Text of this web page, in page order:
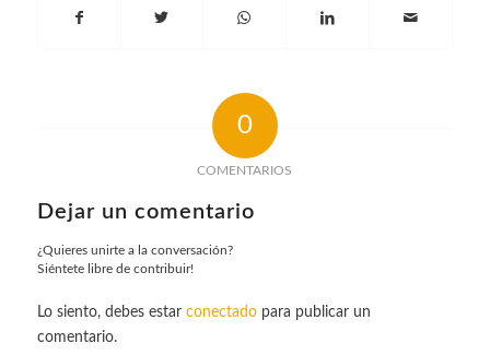
0
COMENTARIOS
Dejar un comentario
¿Quieres unirte a la conversación?
Siéntete libre de contribuir!
Lo siento, debes estar conectadopara publicar un
comentario.